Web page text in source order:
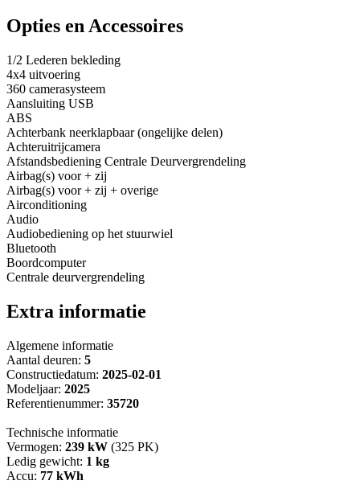
Opties en Accessoires
1/2 Lederen bekleding
4x4 uitvoering
360 camerasysteem
Aansluiting USB
ABS
Achterbank neerklapbaar (ongelijke delen)
Achteruitrijcamera
Afstandsbediening Centrale Deurvergrendeling
Airbag(s) voor + zij
Airbag(s) voor + zij + overige
Airconditioning
Audio
Audiobediening op het stuurwiel
Bluetooth
Boordcomputer
Centrale deurvergrendeling
Extra informatie
Algemene informatie
Aantal deuren: 5
Constructiedatum: 2025-02-01
Modeljaar: 2025
Referentienummer: 35720
Technische informatie
Vermogen: 239 kW (325 PK)
Ledig gewicht: 1 kg
Accu: 77 kWh